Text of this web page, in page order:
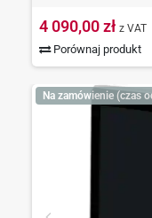
4 090,00 zł z VAT
Porównaj produkt
Na zamówienie (czas